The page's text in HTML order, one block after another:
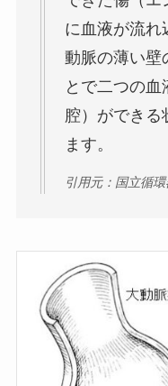
に血液が流れ
動脈の薄い壁
とで二つの
腔）ができる
ます。
引用元：国立循